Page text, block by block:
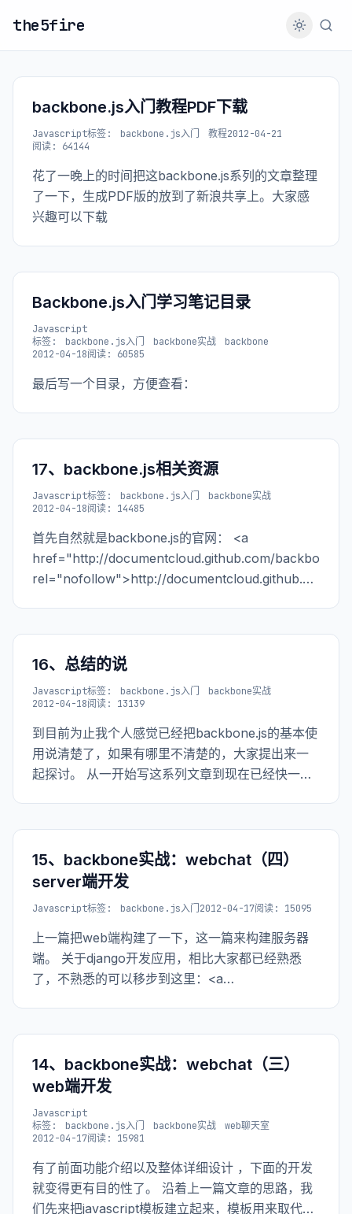
the5fire
backbone.js入门教程PDF下载
Javascript标签: backbone.js入门 教程2012-04-21
阅读: 64144
花了一晚上的时间把这backbone.js系列的文章整理
了一下，生成PDF版的放到了新浪共享上。大家感
兴趣可以下载
Backbone.js入门学习笔记目录
Javascript
标签:
backbone.js入门 backbone实战
backbone
2012-04-18阅读: 60585
最后写一个目录，方便查看：
17、backbone.js相关资源
Javascript标签: backbone.js入门
backbone实战
2012-04-18阅读: 14485
首先自然就是backbone.js的官网： <a
href="http://documentcloud.github.com/backbone"
rel="nofollow">http://documentcloud.github.com/
16、总结的说
Javascript标签: backbone.js入门
backbone实战
2012-04-18阅读: 13139
到目前为止我个人感觉已经把backbone.js的基本使
用说清楚了，如果有哪里不清楚的，大家提出来一
起探讨。 从一开始写这系列文章到现在已经快一个
15、backbone实战：webchat（四）
server端开发
Javascript标签: backbone.js入门 2012-04-17阅读: 15095
上一篇把web端构建了一下，这一篇来构建服务器
端。 关于django开发应用，相比大家都已经熟悉
了，不熟悉的可以移步到这里：<a
14、backbone实战：webchat（三）
web端开发
Javascript
标签:
backbone.js入门 backbone实战
web聊天室
2012-04-17阅读: 15981
有了前面功能介绍以及整体详细设计 ，下面的开发
就变得更有目的性了。 沿着上一篇文章的思路，我
们先来把javascript模板建立起来，模板用来取代上